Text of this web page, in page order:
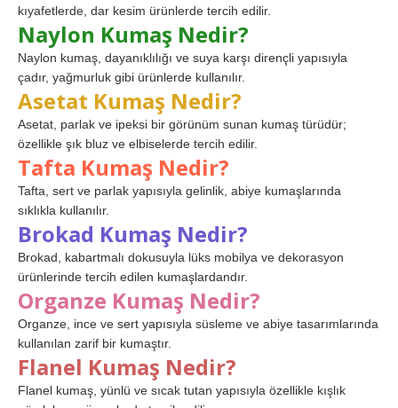
kıyafetlerde, dar kesim ürünlerde tercih edilir.
Naylon Kumaş Nedir?
Naylon kumaş, dayanıklılığı ve suya karşı dirençli yapısıyla
çadır, yağmurluk gibi ürünlerde kullanılır.
Asetat Kumaş Nedir?
Asetat, parlak ve ipeksi bir görünüm sunan kumaş türüdür;
özellikle şık bluz ve elbiselerde tercih edilir.
Tafta Kumaş Nedir?
Tafta, sert ve parlak yapısıyla gelinlik, abiye kumaşlarında
sıklıkla kullanılır.
Brokad Kumaş Nedir?
Brokad, kabartmalı dokusuyla lüks mobilya ve dekorasyon
ürünlerinde tercih edilen kumaşlardandır.
Organze Kumaş Nedir?
Organze, ince ve sert yapısıyla süsleme ve abiye tasarımlarında
kullanılan zarif bir kumaştır.
Flanel Kumaş Nedir?
Flanel kumaş, yünlü ve sıcak tutan yapısıyla özellikle kışlık